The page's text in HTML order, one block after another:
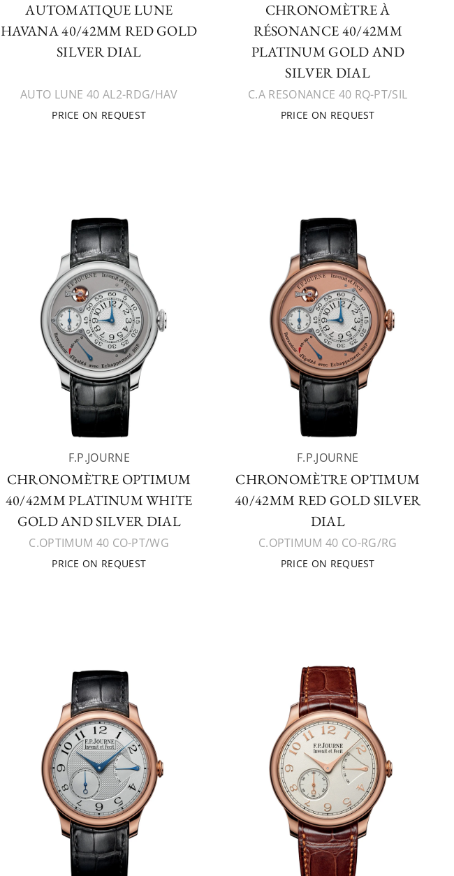
AUTOMATIQUE LUNE
HAVANA 40/42MM RED GOLD
SILVER DIAL
AUTO LUNE 40 AL2-RDG/HAV
PRICE ON REQUEST
CHRONOMÈTRE À
RÉSONANCE 40/42MM
PLATINUM GOLD AND
SILVER DIAL
C.A RESONANCE 40 RQ-PT/SIL
PRICE ON REQUEST
F.P.JOURNE
CHRONOMÈTRE OPTIMUM
40/42MM PLATINUM WHITE
GOLD AND SILVER DIAL
C.OPTIMUM 40 CO-PT/WG
PRICE ON REQUEST
F.P.JOURNE
CHRONOMÈTRE OPTIMUM
40/42MM RED GOLD SILVER
DIAL
C.OPTIMUM 40 CO-RG/RG
PRICE ON REQUEST